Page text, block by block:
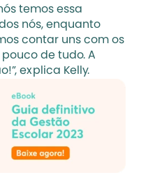
temos essa
nós, enquanto
contar uns com os
de tudo. A
explica Kelly.